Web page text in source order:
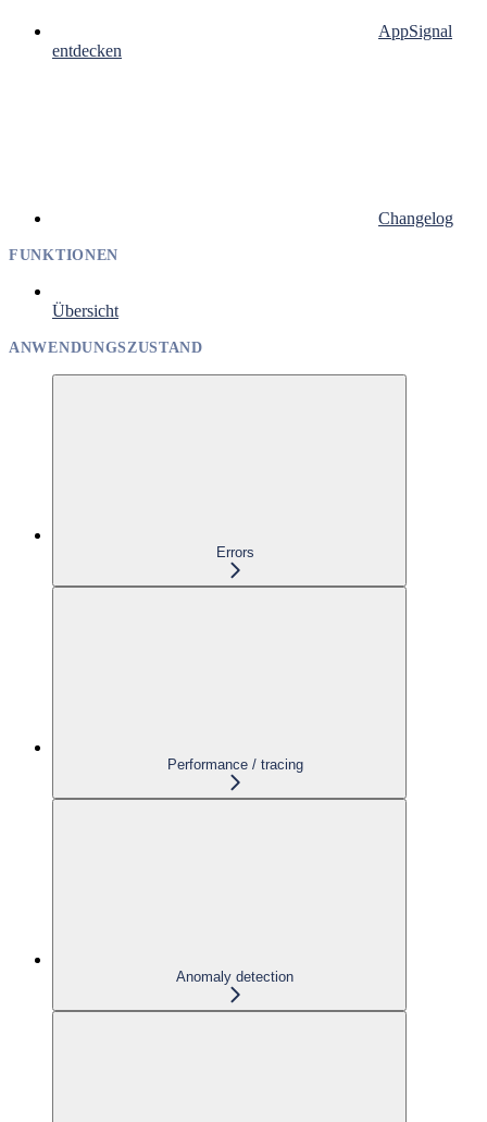
AppSignal
entdecken
Changelog
FUNKTIONEN
Übersicht
ANWENDUNGSZUSTAND
Errors
Performance / tracing
Anomaly detection